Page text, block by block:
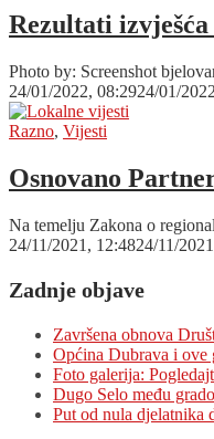
Rezultati
Photo by: Screenshot
24/01/2022, 08:2924/01/2022
Razno, Vijesti
Osnovano
Na temelju Zakona o
24/11/2021, 12:4824/11/2021
Zadnje objave
Završena obnova
Općina Dubrava i ove
Foto galerija:
Dugo Selo među
Put od nula djelatnika